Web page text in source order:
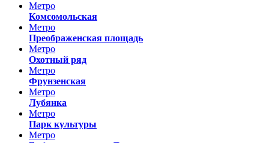
Метро
Комсомольская
Метро
Преображенская площадь
Метро
Охотный ряд
Метро
Фрунзенская
Метро
Лубянка
Метро
Парк культуры
Метро